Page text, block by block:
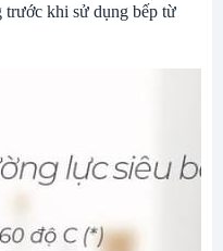
trước khi sử dụng bếp từ